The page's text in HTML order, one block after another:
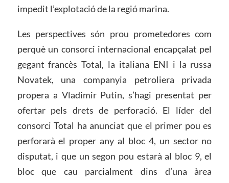
impedit l’explotació de la regió marina.
Les perspectives són prou prometedores com
perquè un consorci internacional encapçalat pel
gegant francès Total, la italiana ENI i la russa
Novatek, una companyia petroliera privada
propera a Vladimir Putin, s’hagi presentat per
ofertar pels drets de perforació. El líder del
consorci Total ha anunciat que el primer pou es
perforarà el proper any al bloc 4, un sector no
disputat, i que un segon pou estarà al bloc 9, el
bloc que cau parcialment dins d’una àrea